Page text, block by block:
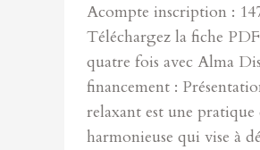
Acompte inscription :
Téléchargez la fiche
quatre fois avec Alma
financement :
relaxant est une pratique
harmonieuse qui vise à